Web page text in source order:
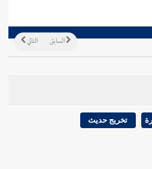
التالي السابق
تخريج حديث